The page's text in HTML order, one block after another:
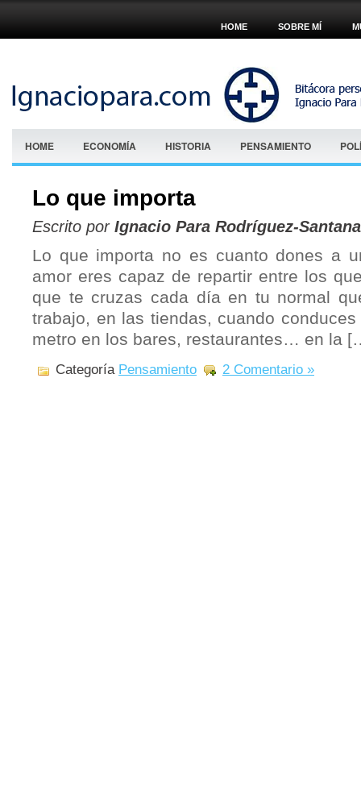
HOME SOBRE MÍ
HOME ECONOMÍA HISTORIA PENSAMIENTO
Lo que importa
Escrito por Ignacio Para Rodríguez-Santana
Lo que importa no es cuanto dones a
amor eres capaz de repartir entre los
que te cruzas cada día en tu normal
trabajo, en las tiendas, cuando
metro en los bares, restaurantes… en la
Categoría Pensamiento 2 Comentario »